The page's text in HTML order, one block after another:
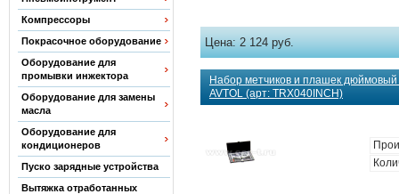
Компрессоры
Покрасочное оборудование
Оборудование для
промывки инжектора
Оборудование для замены
масла
Оборудование для
кондиционеров
Пуско зарядные устройства
Вытяжка отработанных
Цена:2 124 руб.
Набор метчиков и плашек
AVTOL (арт: TRX040INCH)